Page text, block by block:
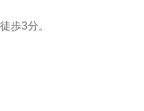
歩3分。